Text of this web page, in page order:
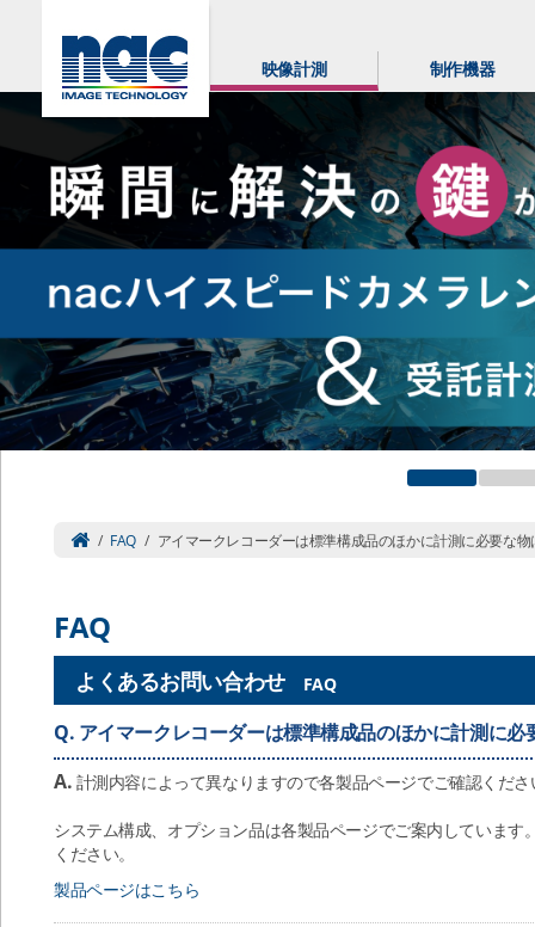
映像計測 制作機器
/ FAQ / アイマークレコーダーは標準構成品のほかに計測に必要な
FAQ
よくあるお問い合わせ FAQ
Q. アイマークレコーダーは標準構成品のほかに計測に必
A. 計測内容によって異なりますので各製品ページでご確認くださ
システム構成、オプション品は各製品ページでご案内していま
ください。
製品ページはこちら